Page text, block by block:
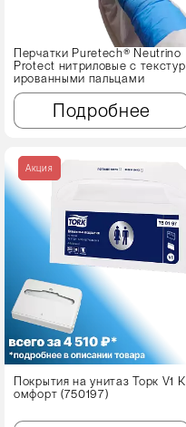
Перчатки Puretech® Neutrino
Protect нитриловые с текстур
ированными пальцами
Подробнее
Акция
Покрытия на унитаз Торк V1 К
омфорт (750197)